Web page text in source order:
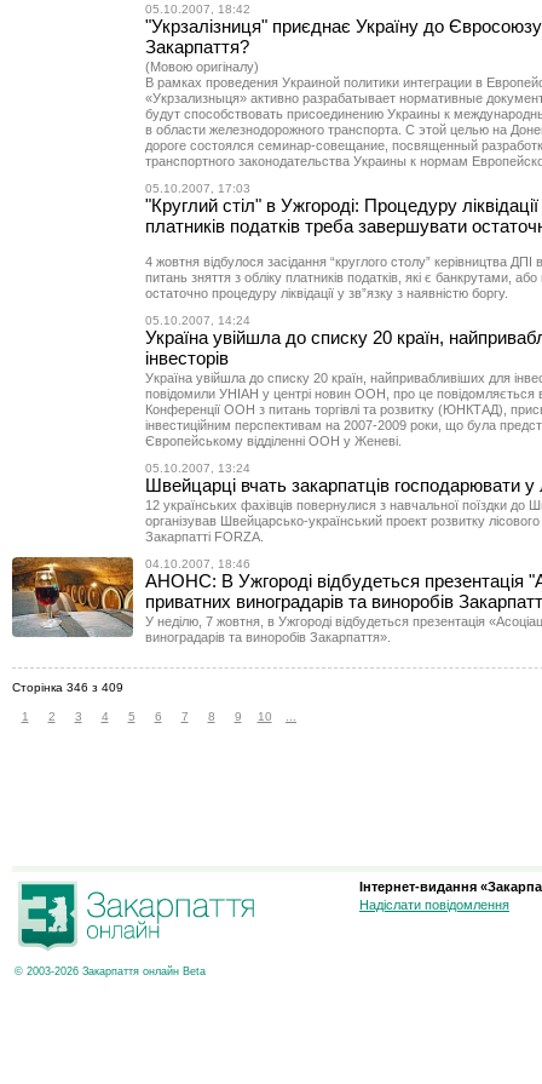
05.10.2007, 18:42
"Укрзалізниця" приєднає Україну до
Закарпаття?
(Мовою оригіналу)
В рамках проведения Украиной политики интеграции в
«Укрзализныця» активно разрабатывает нормативные
будут способствовать присоединению Украины к
в области железнодорожного транспорта. С этой целью на
дороге состоялся семинар-совещание, посвященный
транспортного законодательства Украины к нормам
05.10.2007, 17:03
"Круглий стіл" в Ужгороді: Процедуру
платників податків треба завершувати
4 жовтня відбулося засідання “круглого столу” керівництва ДПІ
питань зняття з обліку платників податків, які є банкрутами,
остаточно процедуру ліквідації у зв”язку з наявністю боргу.
05.10.2007, 14:24
Україна увійшла до списку 20 країн,
інвесторів
Україна увійшла до списку 20 країн, найпривабливіших для
повідомили УНІАН у центрі новин ООН, про це повідомляється в
Конференції ООН з питань торгівлі та розвитку (ЮНКТАД),
інвестиційним перспективам на 2007-2009 роки, що була
Європейському відділенні ООН у Женеві.
05.10.2007, 13:24
Швейцарці вчать закарпатців господарювати у
12 українських фахівців повернулися з навчальної поїздки до
організував Швейцарсько-український проект розвитку
Закарпатті FORZA.
04.10.2007, 18:46
АНОНС: В Ужгороді відбудеться презентація
приватних виноградарів та виноробів
У неділю, 7 жовтня, в Ужгороді відбудеться презентація
виноградарів та виноробів Закарпаття».
Сторінка 346 з 409
1 2 3 4 5 6 7 8 9 10
© 2003-2026 Закарпаття онлайн Beta
Інтернет-видання
Надіслати повідомлення